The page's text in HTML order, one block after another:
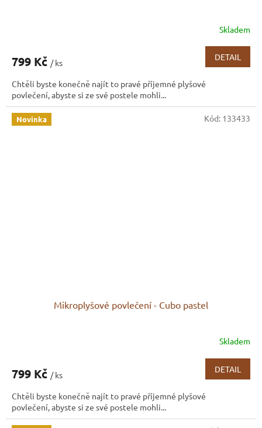
Skladem
799 Kč / ks
DETAIL
Chtěli byste konečně najít to pravé příjemné plyšové
povlečení, abyste si ze své postele mohli...
Novinka
Mikroplyšové povlečení - Cubo pastel
Skladem
799 Kč / ks
DETAIL
Chtěli byste konečně najít to pravé příjemné plyšové
povlečení, abyste si ze své postele mohli...
Kód: 133433